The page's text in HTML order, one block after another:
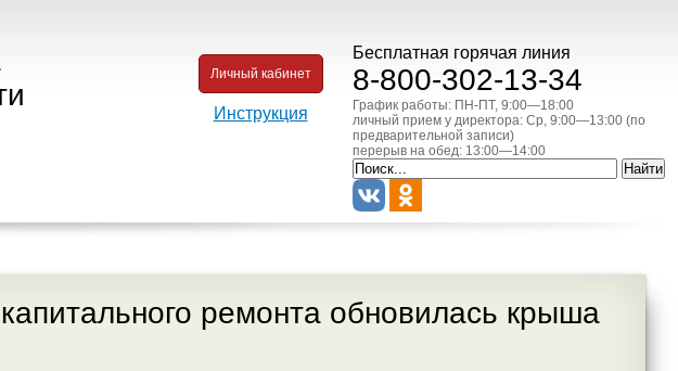
Бесплатная горячая линия
8-800-302-13-34
График работы: ПН-ПТ, 9:00—18:00
личный прием у директора: Ср, 9:00—13:00 (по
предварительной записи)
перерыв на обед: 13:00—14:00
Личный кабинет
Инструкция
ремонта обновилась крыша